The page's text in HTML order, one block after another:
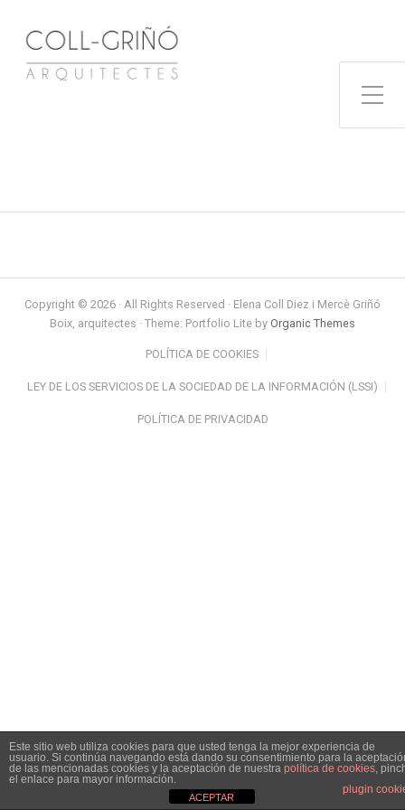
Toggle Side Menu
Copyright © 2026 · All Rights Reserved · Elena Coll Diez i Mercè Griñó
Boix, arquitectes · Theme: Portfolio Lite by Organic Themes
POLÍTICA DE COOKIES
LEY DE LOS SERVICIOS DE LA SOCIEDAD DE LA INFORMACIÓN (LSSI)
POLÍTICA DE PRIVACIDAD
Este sitio web utiliza cookies para que usted tenga la mejor experiencia de
usuario. Si continúa navegando está dando su consentimiento para la
de las mencionadas cookies y la aceptación de nuestra política de cookies,
el enlace para mayor información.
plugin
ACEPTAR